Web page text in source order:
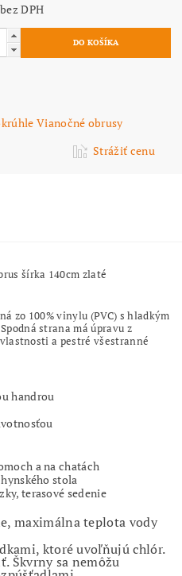
€8,12 bez DPH
Vianočné obrusy
Strážiť cenu
šírka 140cm zlaté
zo 100% vinylu (PVC) s hladkým
strana má úpravu z
a pestré všestranné
handrou
a na chatách
stola
terasové sedenie